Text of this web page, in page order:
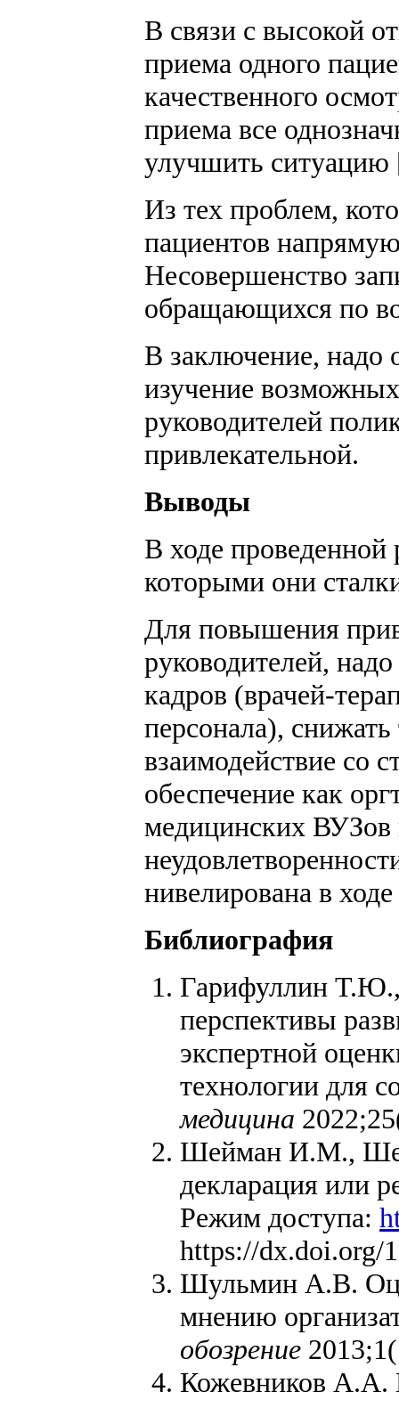
В связи с высокой
приема одного
качественного
приема все
улучшить ситуацию
Из тех проблем,
пациентов
Несовершенство
обращающихся по
В заключение, надо
изучение
руководителей
привлекательной.
Выводы
В ходе
которыми они
Для повышения
руководителей,
кадров (врачей-
персонала), снижать
взаимодействие со
обеспечение как
медицинских ВУЗов
нивелирована в
Библиография
Гарифуллин
перспективы
экспертной
технологии для
медицина
Шейман И.М.,
декларация или
Режим доступа:
https://dx.doi.org/
Шульмин А.В.
мнению
обозрение
Кожевников А.А.